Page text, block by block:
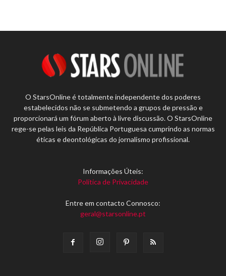
O StarsOnline é totalmente independente dos poderes
estabelecidos não se submetendo a grupos de pressão e
proporcionará um fórum aberto à livre discussão. O StarsOnline
rege-se pelas leis da República Portuguesa cumprindo as normas
éticas e deontológicas do jornalismo profissional.
Informações Úteis:
Política de Privacidade
Entre em contacto Connosco:
geral@starsonline.pt